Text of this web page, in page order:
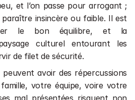
et l’on passe pour arrogant ;
insincère ou faible. Il est
le bon équilibre, et la
culturel entourant les
de filet de sécurité.
avoir des répercussions
votre équipe, voire votre